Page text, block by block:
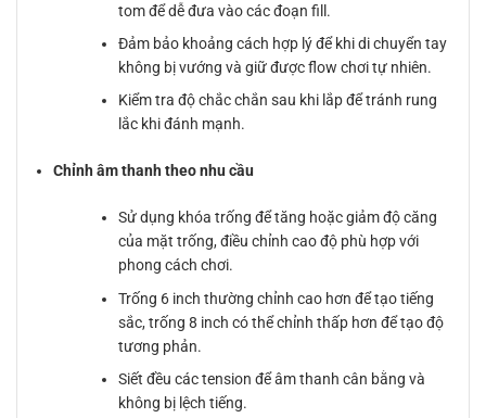
tom để dễ đưa vào các đoạn fill.
Đảm bảo khoảng cách hợp lý để khi di chuyển tay
không bị vướng và giữ được flow chơi tự nhiên.
Kiểm tra độ chắc chắn sau khi lắp để tránh rung
lắc khi đánh mạnh.
Chỉnh âm thanh theo nhu cầu
Sử dụng khóa trống để tăng hoặc giảm độ căng
của mặt trống, điều chỉnh cao độ phù hợp với
phong cách chơi.
Trống 6 inch thường chỉnh cao hơn để tạo tiếng
sắc, trống 8 inch có thể chỉnh thấp hơn để tạo độ
tương phản.
Siết đều các tension để âm thanh cân bằng và
không bị lệch tiếng.